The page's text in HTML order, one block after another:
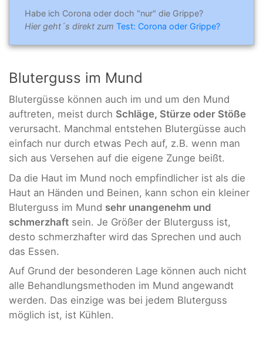
Habe ich Corona oder doch "nur" die Grippe?
Hier geht´s direkt zum Test: Corona oder Grippe?
Bluterguss im Mund
Blutergüsse können auch im und um den Mund
auftreten, meist durch Schläge, Stürze oder Stöße
verursacht. Manchmal entstehen Blutergüsse auch
einfach nur durch etwas Pech auf, z.B. wenn man
sich aus Versehen auf die eigene Zunge beißt.
Da die Haut im Mund noch empfindlicher ist als die
Haut an Händen und Beinen, kann schon ein kleiner
Bluterguss im Mund sehr unangenehm und
schmerzhaft sein. Je Größer der Bluterguss ist,
desto schmerzhafter wird das Sprechen und auch
das Essen.
Auf Grund der besonderen Lage können auch nicht
alle Behandlungsmethoden im Mund angewandt
werden. Das einzige was bei jedem Bluterguss
möglich ist, ist Kühlen.